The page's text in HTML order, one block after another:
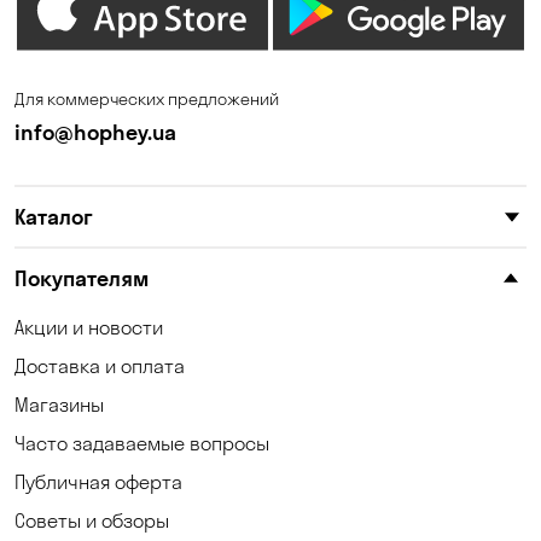
Елизаветовка Зазимье
Калиновка
Клинцы
Корсунцы
Коцюбинское
Кривой Рог
Кропивницкий
Для коммерческих предложений
info@hophey.ua
Каталог
Покупателям
Акции и новости
Доставка и оплата
Магазины
Часто задаваемые вопросы
Публичная оферта
Советы и обзоры